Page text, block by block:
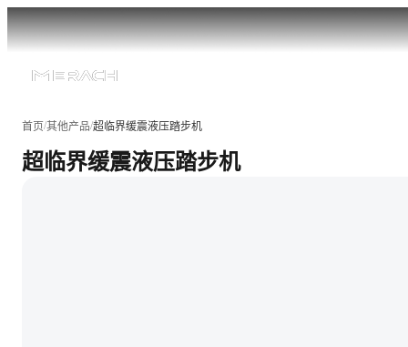
首页/其他产品/超临界缓震液压踏步机
超临界缓震液压踏步机